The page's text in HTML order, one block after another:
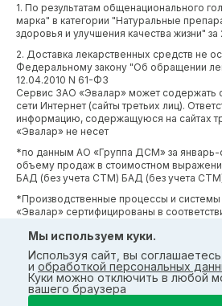
1. По результатам общенационального
марка" в категории "Натуральные
здоровья и улучшения качества жизни" за
2. Доставка лекарственных средств не
Федеральному закону "Об обращении
12.04.2010 N 61-ФЗ
Сервис ЗАО «Эвалар» может содержать
сети Интернет (сайты третьих лиц).
информацию, содержащуюся на сайтах
«Эвалар» не несет
*по данным АО «Группа ДСМ» за январь-
объему продаж в стоимостном
БАД (без учета СТМ) БАД (без учета
*Производственные процессы и
«Эвалар» сертифицированы в
Мы используем куки.
Используя сайт, вы
и обработкой персональных
Куки можно отключить в любой
вашего браузера